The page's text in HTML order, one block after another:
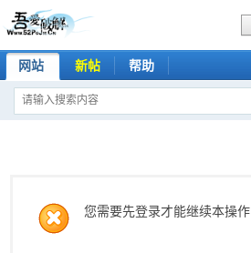
网站 新帖 帮助
您需要先登录才能继续本操作